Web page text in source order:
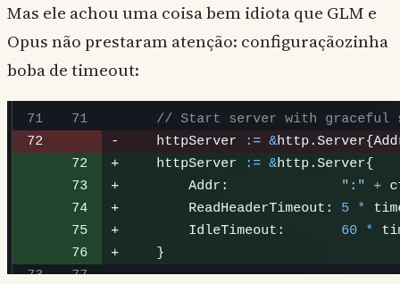
Mas ele achou uma coisa bem idiota que GLM e
Opus não prestaram atenção: configuraçãozinha
boba de timeout: